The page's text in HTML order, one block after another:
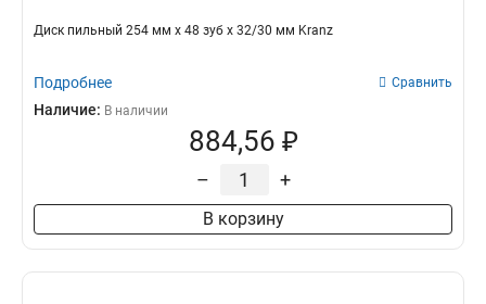
Диск пильный 254 мм х 48 зуб х 32/30 мм Kranz
Подробнее Сравнить
Наличие: В наличии
884,56 ₽
– +
В корзину